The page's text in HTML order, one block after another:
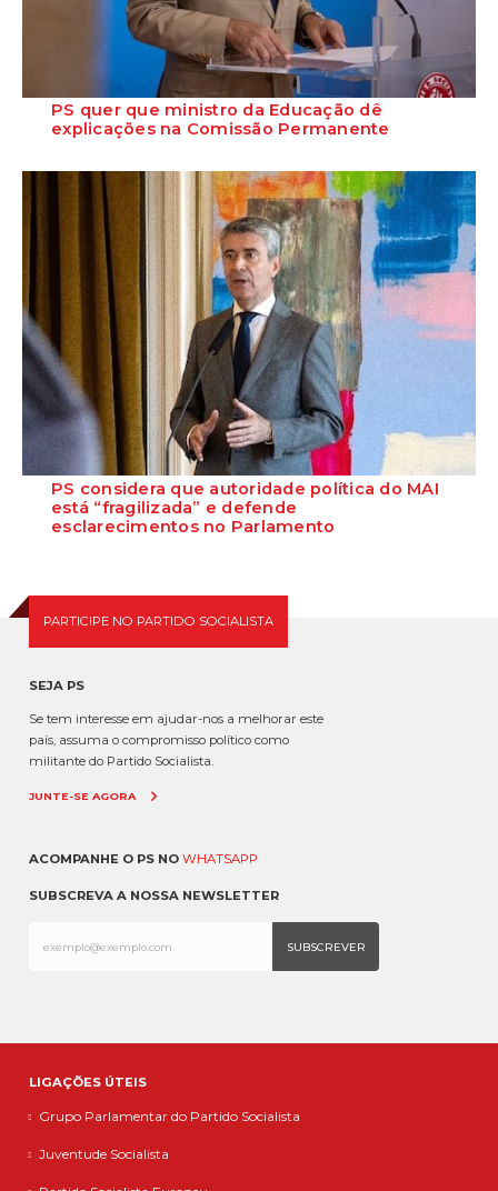
PS quer que ministro da Educação dê
explicações na Comissão Permanente
requerer a presença do minist...
PS considera que autoridade política do MAI
está “fragilizada” e defende
esclarecimentos no Parlamento
PARTICIPE NO PARTIDO SOCIALISTA
SEJA PS
Se tem interesse em ajudar-nos a melhorar este
país, assuma o compromisso político como
militante do Partido Socialista.
JUNTE-SE AGORA
ACOMPANHE O PS NO WHATSAPP
SUBSCREVA A NOSSA NEWSLETTER
LIGAÇÕES ÚTEIS
Grupo Parlamentar do Partido Socialista
Juventude Socialista